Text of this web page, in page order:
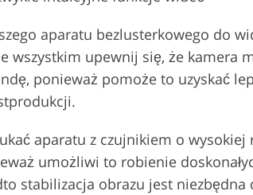
aparatu bezlusterkowego do
wszystkim upewnij się, że kamera
ponieważ pomoże to uzyskać
aparatu z czujnikiem o wysokiej
umożliwi to robienie
stabilizacja obrazu jest